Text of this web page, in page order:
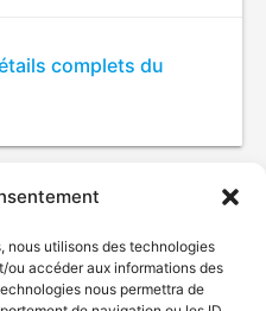
nous utilisons des technologies
accéder aux informations des
nous permettra de
complets du